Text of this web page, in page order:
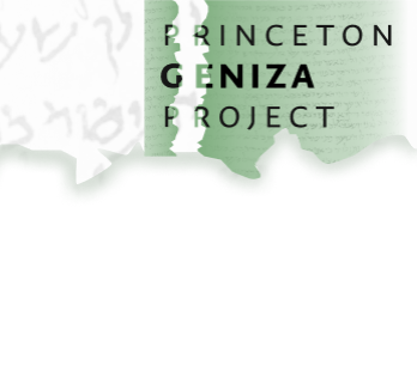
דילוג לתוכן
דף הבית